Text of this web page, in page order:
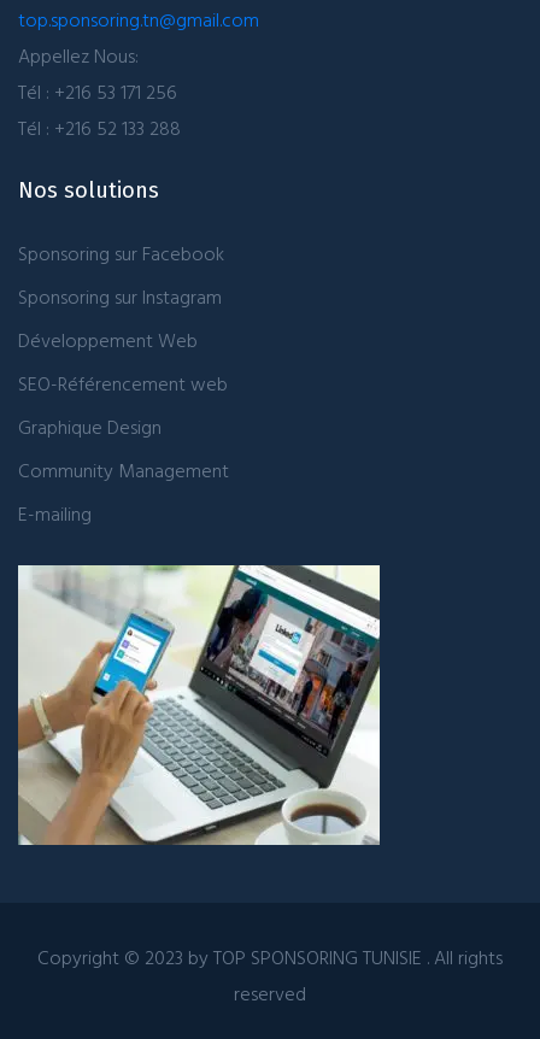
top.sponsoring.tn@gmail.com
Appellez Nous:
Tél : +216 53 171 256
Tél : +216 52 133 288
Nos solutions
Sponsoring sur Facebook
Sponsoring sur Instagram
Développement Web
SEO-Référencement web
Graphique Design
Community Management
E-mailing
Copyright © 2023 by TOP SPONSORING TUNISIE . All rights
reserved